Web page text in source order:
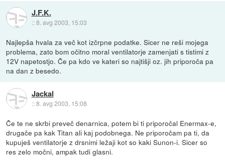
J.F.K.
::8. avg 2003, 15:03
Najlepša hvala za več kot izčrpne podatke. Sicer ne reši mojega
problema, zato bom očitno moral ventilatorje zamenjati s tistimi z
12V napetostjo. Če pa kdo ve kateri so najtišji oz. jih priporoča pa
na dan z besedo.
Jackal
::8. avg 2003, 15:08
Če te ne skrbi preveč denarnica, potem bi ti priporočal Enermax-e,
drugače pa kak Titan ali kaj podobnega. Ne priporočam pa ti, da
kupuješ ventilatorje z drsnimi ležaji kot so kaki Sunon-i. Sicer so
res zelo močni, ampak tudi glasni.